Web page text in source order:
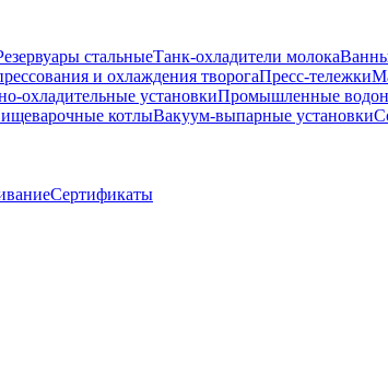
стальныеТанк-охладители молока
и охлаждения творогаПресс-тележки
охладительные установкиПромышленные
котлыВакуум-выпарные установки
Сертификаты